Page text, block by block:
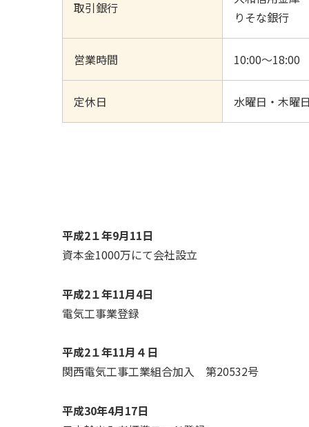
取引銀行
りそな銀行
営業時間 10:00～18:00
定休日 水曜日・木曜
平成2１年9月11日
資本金1000万にて会社設立
平成2１年11月4日
電気工事業登録
平成2１年11月４日
関西電気工事工業組合加入 第20532号
平成30年4月17日